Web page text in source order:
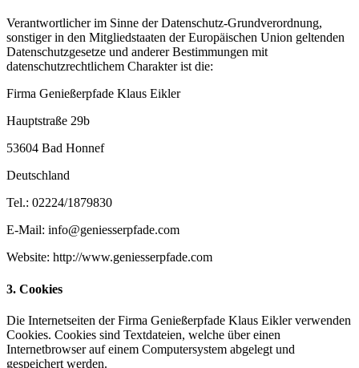
Verantwortlicher im Sinne der Datenschutz-Grundverordnung,
sonstiger in den Mitgliedstaaten der Europäischen Union geltenden
Datenschutzgesetze und anderer Bestimmungen mit
datenschutzrechtlichem Charakter ist die:
Firma Genießerpfade Klaus Eikler
Hauptstraße 29b
53604 Bad Honnef
Deutschland
Tel.: 02224/1879830
E-Mail: info@geniesserpfade.com
Website: http://www.geniesserpfade.com
3. Cookies
Die Internetseiten der Firma Genießerpfade Klaus Eikler verwenden
Cookies. Cookies sind Textdateien, welche über einen
Internetbrowser auf einem Computersystem abgelegt und
gespeichert werden.